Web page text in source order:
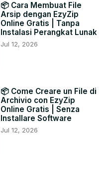
📦 Cara Membuat File
Arsip dengan EzyZip
Online Gratis | Tanpa
Instalasi Perangkat Lunak
Jul 12, 2026
📦 Come Creare un File di
Archivio con EzyZip
Online Gratis | Senza
Installare Software
Jul 12, 2026